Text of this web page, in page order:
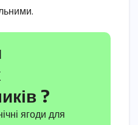
?️
ягоди для